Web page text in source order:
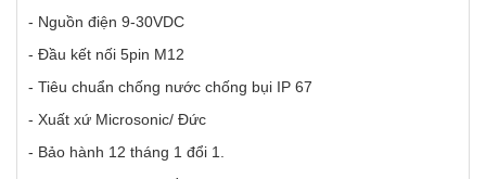
- Nguồn điện 9-30VDC
- Đầu kết nối 5pin M12
- Tiêu chuẩn chống nước chống bụi IP 67
- Xuất xứ Microsonic/ Đức
- Bảo hành 12 tháng 1 đổi 1.